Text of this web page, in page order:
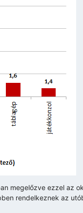
megelőzve ezzel az
rendelkeznek az